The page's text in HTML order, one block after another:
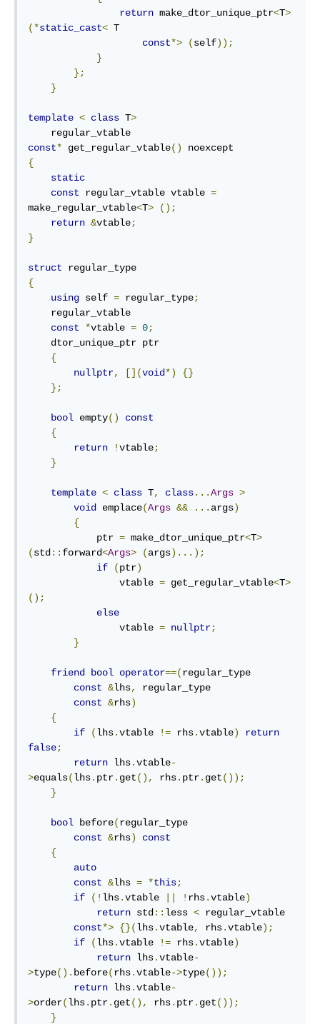
return make_dtor_unique_ptr<T>
(*static_cast< T
const*> (self));
}
};
}
template < class T>
const* get_regular_vtable()
{
static
const regular_vtable vtable =
make_regular_vtable<T>
();
return &vtable;
}
struct
{
using self = regular_type;
const
*vtable = 0;
{
nullptr, [](void*)
{}
};
bool empty()
const
{
return
!vtable;
}
template < class T, class...Args >
void
emplace(Args && ... args)
{
            ptr
= make_dtor_unique_ptr<T>
(std :: forward<Args> (args)...);
if
(ptr)
                vtable
= get_regular_vtable<T>
();
else
                vtable
= nullptr;
}
friend bool operator==(regular_type
const &lhs,
regular_type
const &rhs)
{
if
(lhs.vtable != rhs.vtable)
return
false;
return lhs.vtable-
>equals(lhs. ptr. get(), rhs. ptr. get());
}
bool before(regular_type
const &rhs)
const
{
auto
const &lhs = *this;
if
(! lhs.vtable ! rhs.vtable)
return std :: less < regular_vtable
const*> {}(lhs.vtable, rhs.vtable);
if
(lhs.vtable != rhs.vtable)
return lhs.vtable-
>type(). before(rhs.vtable->type());
return lhs.vtable-
>order(lhs. ptr. get(), rhs. ptr. get());
}